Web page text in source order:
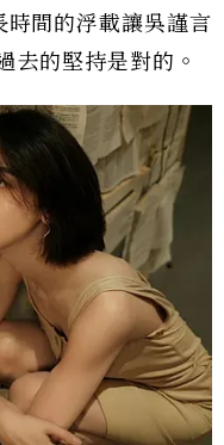
間的浮載讓吳謹言
去的堅持是對的。